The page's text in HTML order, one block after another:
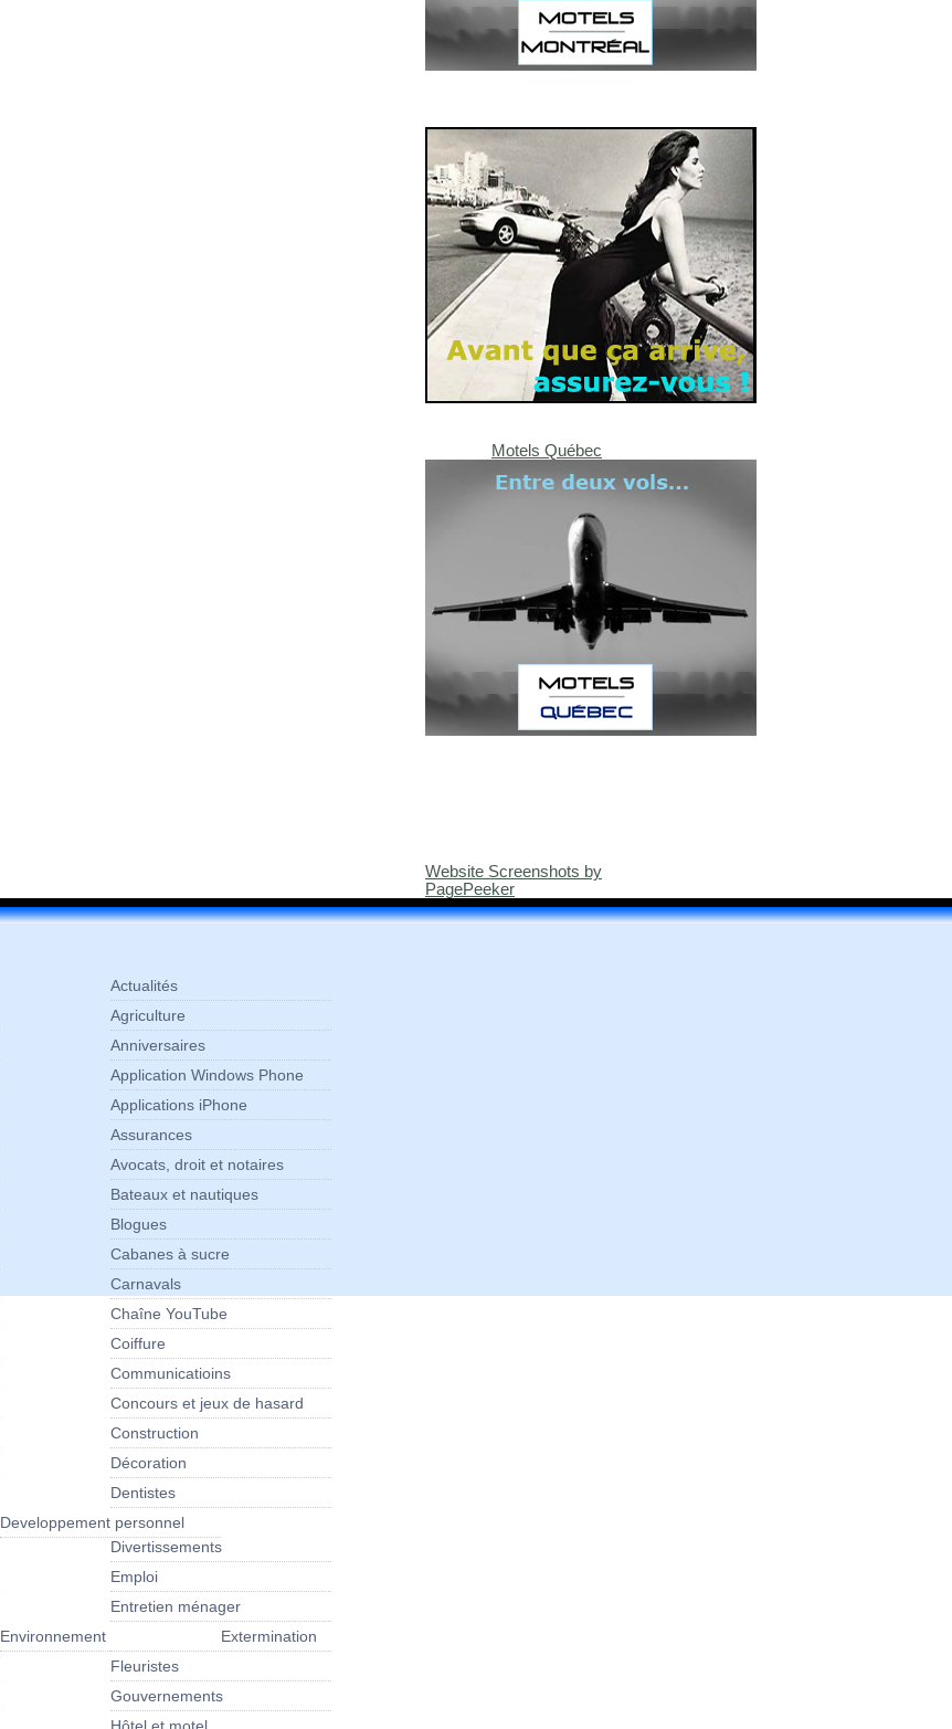
Motels Québec
Website Screenshots by
PagePeeker
Actualités
Agriculture
Anniversaires
Application Windows Phone
Applications iPhone
Assurances
Avocats, droit et notaires
Bateaux et nautiques
Blogues
Cabanes à sucre
Carnavals
Chaîne YouTube
Coiffure
Communicatioins
Concours et jeux de hasard
Construction
Décoration
Dentistes
Developpement personnel
Divertissements
Emploi
Entretien ménager
Environnement
Extermination
Fleuristes
Gouvernements